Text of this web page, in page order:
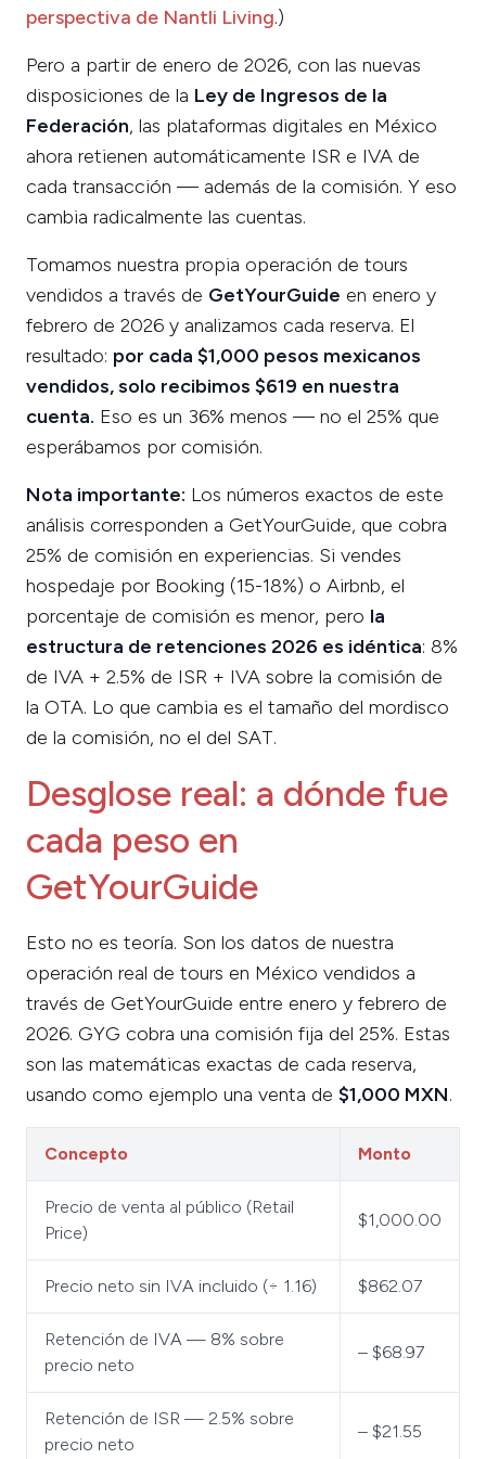
perspectiva de Nantli Living.)
Pero a partir de enero de 2026, con las nuevas
disposiciones de la Ley de Ingresos de la
Federación, las plataformas digitales en México
ahora retienen automáticamente ISR e IVA de
cada transacción — además de la comisión. Y eso
cambia radicalmente las cuentas.
Tomamos nuestra propia operación de tours
vendidos a través de GetYourGuide en enero y
febrero de 2026 y analizamos cada reserva. El
resultado: por cada $1,000 pesos mexicanos
vendidos, solo recibimos $619 en nuestra
cuenta. Eso es un 36% menos — no el 25% que
esperábamos por comisión.
Nota importante: Los números exactos de este
análisis corresponden a GetYourGuide, que cobra
25% de comisión en experiencias. Si vendes
hospedaje por Booking (15-18%) o Airbnb, el
porcentaje de comisión es menor, pero la
estructura de retenciones 2026 es idéntica: 8%
de IVA + 2.5% de ISR + IVA sobre la comisión de
la OTA. Lo que cambia es el tamaño del mordisco
de la comisión, no el del SAT.
Desglose real: a dónde fue
cada peso en
GetYourGuide
Esto no es teoría. Son los datos de nuestra
operación real de tours en México vendidos a
través de GetYourGuide entre enero y febrero de
2026. GYG cobra una comisión fija del 25%. Estas
son las matemáticas exactas de cada reserva,
usando como ejemplo una venta de $1,000 MXN.
Concepto Monto
Precio de venta al público (Retail
Price)
$1,000.00
Precio neto sin IVA incluido (÷ 1.16) $862.07
Retención de IVA — 8% sobre
precio neto
– $68.97
Retención de ISR — 2.5% sobre
precio neto
– $21.55